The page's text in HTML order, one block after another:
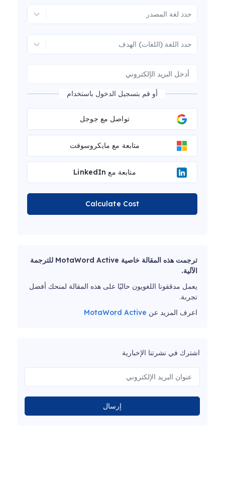
حدد لغة المصدر
حدد اللغة (اللغات) الهدف
أو قم بتسجيل الدخول باستخدام
تواصل مع جوجل
متابعة مع مايكروسوفت
متابعة مع LinkedIn
Calculate Cost
ترجمت هذه المقالة خاصية MotaWord Active للترجمة
الآلية.
يعمل مدققونا اللغويون حاليًا على هذه المقالة لمنحك أفضل
تجربة.
اعرف المزيد عن MotaWord Active
اشترك في نشرتنا الإخبارية
إرسال